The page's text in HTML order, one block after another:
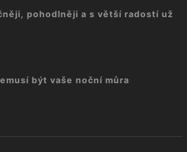
pohodlněji a s větší radostí už
být vaše noční můra